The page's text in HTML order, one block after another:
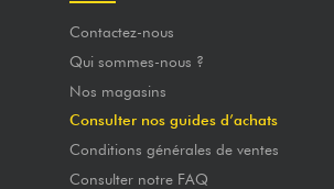
Contactez-nous
Qui sommes-nous ?
Nos magasins
Consulter nos guides d’achats
Conditions générales de ventes
Consulter notre FAQ